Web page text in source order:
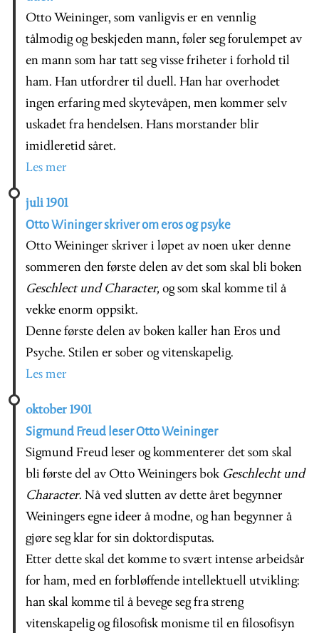
Otto Weininger, som vanligvis er en vennlig
tålmodig og beskjeden mann, føler seg forulempet av
en mann som har tatt seg visse friheter i forhold til
ham. Han utfordrer til duell. Han har overhodet
ingen erfaring med skytevåpen, men kommer selv
uskadet fra hendelsen. Hans morstander blir
imidleretid såret.
Les mer
juli 1901
Otto Wininger skriver om eros og psyke
Otto Weininger skriver i løpet av noen uker denne
sommeren den første delen av det som skal bli boken
Geschlect und Character, og som skal komme til å
vekke enorm oppsikt.
Denne første delen av boken kaller han Eros und
Psyche. Stilen er sober og vitenskapelig.
Les mer
oktober 1901
Sigmund Freud leser Otto Weininger
Sigmund Freud leser og kommenterer det som skal
bli første del av Otto Weiningers bok Geschlecht und
Character. Nå ved slutten av dette året begynner
Weiningers egne ideer å modne, og han begynner å
gjøre seg klar for sin doktordisputas.
Etter dette skal det komme to svært intense arbeidsår
for ham, med en forbløffende intellektuell utvikling:
han skal komme til å bevege seg fra streng
vitenskapelig og filosofisk monisme til en filosofisyn